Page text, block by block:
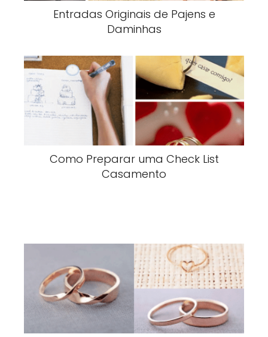
Entradas Originais de Pajens e
Daminhas
Como Preparar uma Check List
Casamento